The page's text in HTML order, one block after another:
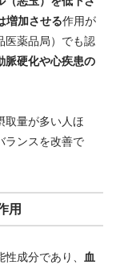
増加させる作用が
医薬品局）でも認
脈硬化や心疾患の
取量が多い人ほ
ランスを改善で
用
成分であり、 血